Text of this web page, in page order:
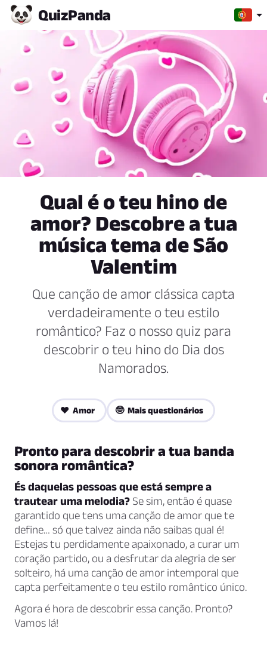
QuizPanda
Qual é o teu hino de
amor? Descobre a tua
música tema de São
Valentim
Que canção de amor clássica capta
verdadeiramente o teu estilo
romântico? Faz o nosso quiz para
descobrir o teu hino do Dia dos
Namorados.
❤️ Amor 🤓 Mais questionários
Pronto para descobrir a tua banda
sonora romântica?
És daquelas pessoas que está sempre a
trautear uma melodia? Se sim, então é quase
garantido que tens uma canção de amor que te
define… só que talvez ainda não saibas qual é!
Estejas tu perdidamente apaixonado, a curar um
coração partido, ou a desfrutar da alegria de ser
solteiro, há uma canção de amor intemporal que
capta perfeitamente o teu estilo romântico único.
Agora é hora de descobrir essa canção. Pronto?
Vamos lá!